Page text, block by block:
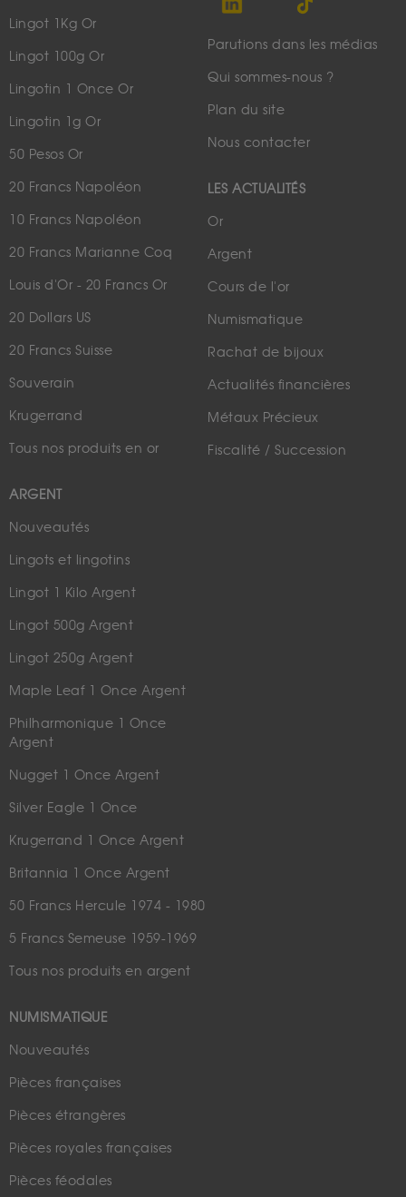
Lingot 1Kg Or
Lingot 100g Or
Lingotin 1 Once Or
Lingotin 1g Or
50 Pesos Or
20 Francs Napoléon
10 Francs Napoléon
20 Francs Marianne Coq
Louis d'Or - 20 Francs Or
20 Dollars US
20 Francs Suisse
Souverain
Krugerrand
Tous nos produits en or
ARGENT
Nouveautés
Lingots et lingotins
Lingot 1 Kilo Argent
Lingot 500g Argent
Lingot 250g Argent
Maple Leaf 1 Once Argent
Philharmonique 1 Once
Argent
Nugget 1 Once Argent
Silver Eagle 1 Once
Krugerrand 1 Once Argent
Britannia 1 Once Argent
50 Francs Hercule 1974 - 1980
5 Francs Semeuse 1959-1969
Tous nos produits en argent
NUMISMATIQUE
Nouveautés
Pièces françaises
Pièces étrangères
Pièces royales françaises
Pièces féodales
Parutions dans les médias
Qui sommes-nous ?
Plan du site
Nous contacter
LES ACTUALITÉS
Or
Argent
Cours de l'or
Numismatique
Rachat de bijoux
Actualités financières
Métaux Précieux
Fiscalité / Succession